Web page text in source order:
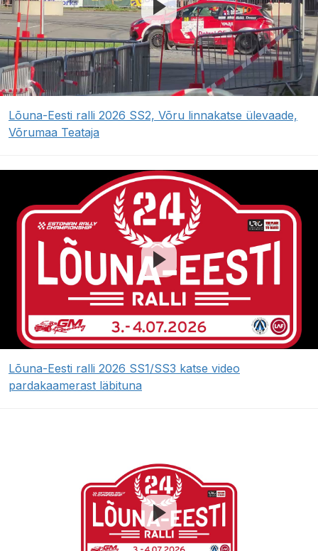
Lõuna-Eesti ralli 2026 SS2, Võru linnakatse ülevaade,
Võrumaa Teataja
Lõuna-Eesti ralli 2026 SS1/SS3 katse video
pardakaamerast läbituna